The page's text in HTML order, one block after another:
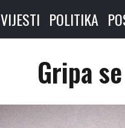
VIJESTI POLITIKA
Gripa